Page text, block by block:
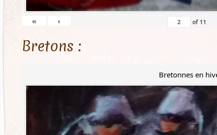
« ‹ of 11
Bretons :
Bretonnes en